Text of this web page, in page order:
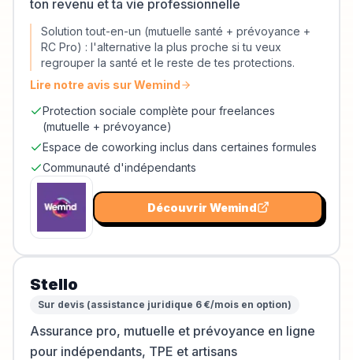
ton revenu et ta vie professionnelle
Solution tout-en-un (mutuelle santé + prévoyance +
RC Pro) : l'alternative la plus proche si tu veux
regrouper la santé et le reste de tes protections.
Lire notre avis surWemind
Protection sociale complète pour freelances
(mutuelle + prévoyance)
Espace de coworking inclus dans certaines formules
Communauté d'indépendants
Découvrir Wemind
Stello
Sur devis (assistance juridique 6 €/mois en option)
Assurance pro, mutuelle et prévoyance en ligne
pour indépendants, TPE et artisans